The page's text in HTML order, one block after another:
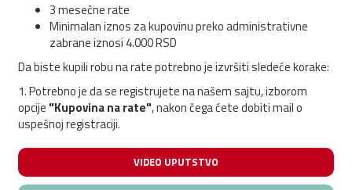
3 mesečne rate
Minimalan iznos za kupovinu preko administrativne
zabrane iznosi 4.000 RSD
Da biste kupili robu na rate potrebno je izvršiti sledeće korake:
1. Potrebno je da se registrujete na našem sajtu, izborom
opcije "Kupovina na rate", nakon čega ćete dobiti mail o
uspešnoj registraciji.
VIDEO UPUTSTVO